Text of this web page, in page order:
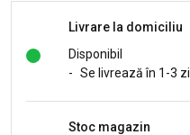
Livrare la domiciliu
Disponibil
- Se livrează în 1-3
Stoc magazin